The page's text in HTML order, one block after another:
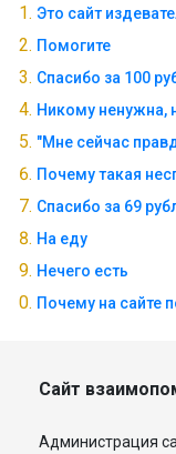
Это сайт
Помогите
Спасибо за 100
Никому ненужна,
"Мне сейчас
Почему такая
Спасибо за 69
На еду
Нечего есть
Почему на сайте
Сайт
Администрация